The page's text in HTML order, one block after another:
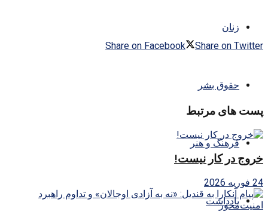
زنان
حقوق بشر
فرهنگ و هنر
یادداشت
Share on Facebook Share on Twitter
پست های مرتبط
خروج در کار نیست!
24 فوریه 2026